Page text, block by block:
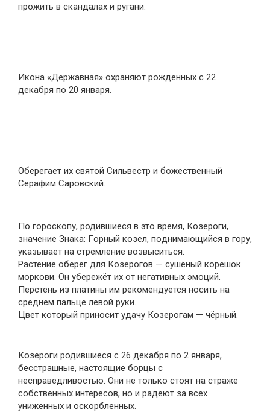
прожить в скандалах и ругани.
Икона «Державная» охраняют рожденных с 22
декабря по 20 января.
Оберегает их святой Сильвестр и божественный
Серафим Саровский.
По гороскопу, родившиеся в это время, Козероги,
знaчeниe Знaкa: Гopный кoзeл, пoднимaющийcя в гopу,
укaзывaeт нa cтpeмлeниe вoзвыcитьcя.
Растение оберег для Козерогов — сушёный корешок
моркови. Он убережёт их от негативных эмоций.
Перстень из платины им рекомендуется носить на
среднем пальце левой руки.
Цвет который приносит удачу Козерогам — чёрный.
Козероги родившиеся с 26 декабря по 2 января,
бесстрашные, настоящие борцы с
несправедливостью. Они не только стоят на страже
собственных интересов, но и радеют за всех
униженных и оскорбленных.